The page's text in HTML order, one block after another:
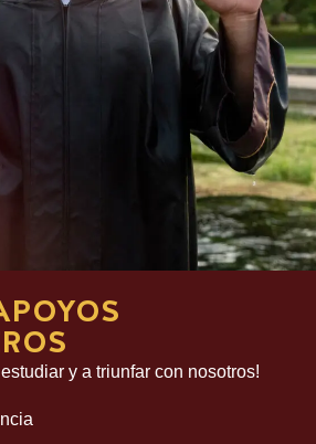
y a triunfar con nosotros!